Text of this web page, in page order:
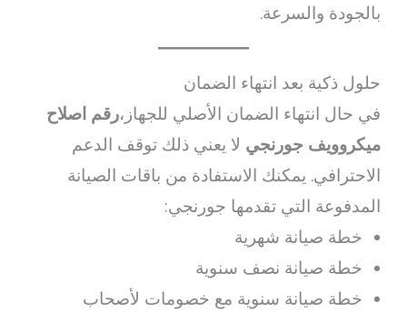
بالجودة والسرعة.
حلول ذكية بعد انتهاء الضمان
في حال انتهاء الضمان الأصلي للجهاز،رقم اصلاح
ميكروويف جورنجي لا يعني ذلك توقف الدعم
الاحترافي. يمكنك الاستفادة من باقات الصيانة
المدفوعة التي تقدمها جورنجي:
خطة صيانة شهرية
خطة صيانة نصف سنوية
خطة صيانة سنوية مع خصومات لأصحاب